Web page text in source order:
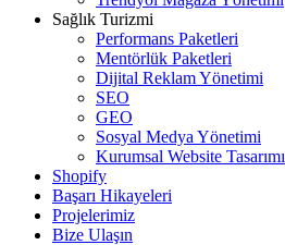
Sağlık Turizmi
Performans Paketleri
Mentörlük Paketleri
Dijital Reklam Yönetimi
SEO
GEO
Sosyal Medya Yönetimi
Kurumsal Website Tasarımı
Shopify
Başarı Hikayeleri
Projelerimiz
Bize Ulaşın